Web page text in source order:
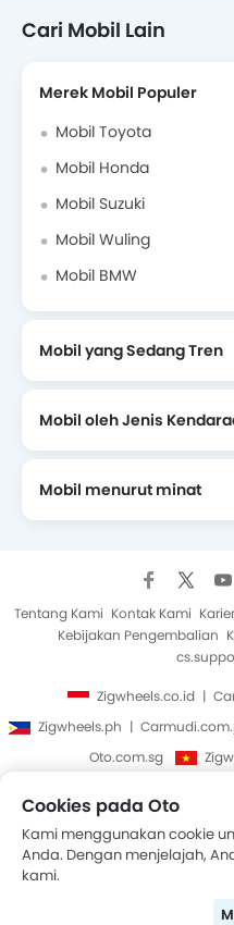
Cari Mobil Lain
Merek Mobil Populer
Mobil Toyota
Mobil Honda
Mobil Suzuki
Mobil Wuling
Mobil BMW
Mobil yang Sedang Tren
Mobil oleh Jenis
Mobil menurut minat
Tentang Kami Kontak Kami
Kebijakan Pengembalian
Zigwheels.co.id
Zigwheels.ph
Oto.com.sg
Hak Cipta © Oto 2014-
Cookies pada Oto
Kami menggunakan cookie
Anda. Dengan menjelajah,
kami.